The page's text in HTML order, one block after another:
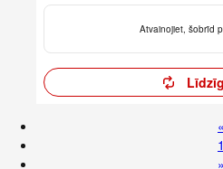
Atvainojiet, šobrīd
«
1
»